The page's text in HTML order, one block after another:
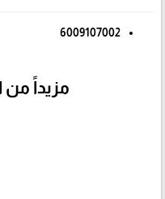
6009107002
مزيداً من